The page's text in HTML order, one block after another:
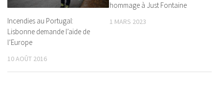
Incendies au Portugal:
Lisbonne demande l’aide de
l’Europe
10 AOÛT 2016
hommage à Just Fontaine
1 MARS 2023